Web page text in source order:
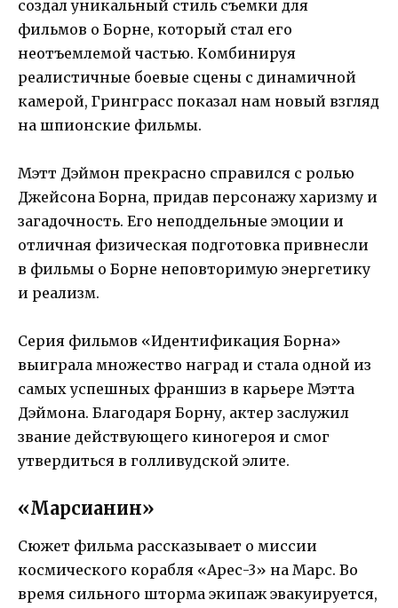
создал уникальный стиль съемки для
фильмов о Борне, который стал его
неотъемлемой частью. Комбинируя
реалистичные боевые сцены с динамичной
камерой, Гринграсс показал нам новый взгляд
на шпионские фильмы.
Мэтт Дэймон прекрасно справился с ролью
Джейсона Борна, придав персонажу харизму и
загадочность. Его неподдельные эмоции и
отличная физическая подготовка привнесли
в фильмы о Борне неповторимую энергетику
и реализм.
Серия фильмов «Идентификация Борна»
выиграла множество наград и стала одной из
самых успешных франшиз в карьере Мэтта
Дэймона. Благодаря Борну, актер заслужил
звание действующего киногероя и смог
утвердиться в голливудской элите.
«Марсианин»
Сюжет фильма рассказывает о миссии
космического корабля «Арес-3» на Марс. Во
время сильного шторма экипаж эвакуируется,